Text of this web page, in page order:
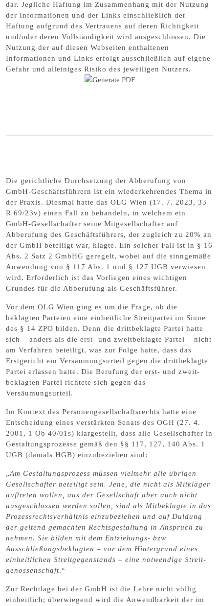
dar. Jegliche Haftung im Zusammenhang mit der Nutzung
der Informationen und der Links einschließlich der
Haftung aufgrund des Vertrauens auf deren Richtigkeit
und/oder deren Vollständigkeit wird ausgeschlossen. Die
Nutzung der auf diesen Webseiten enthaltenen
Informationen und Links erfolgt ausschließlich auf eigene
Gefahr und alleiniges Risiko des jeweiligen Nutzers.
Die gerichtliche Durchsetzung der Abberufung von
GmbH-Geschäftsführern ist ein wiederkehrendes Thema in
der Praxis. Diesmal hatte das OLG Wien (17. 7. 2023, 33
R 69/23v) einen Fall zu behandeln, in welchem ein
GmbH-Gesellschafter seine Mitgesellschafter auf
Abberufung des Geschäftsführers, der zugleich zu 20% an
der GmbH beteiligt war, klagte. Ein solcher Fall ist in § 16
Abs. 2 Satz 2 GmbHG geregelt, wobei auf die sinngemäße
Anwendung von § 117 Abs. 1 und § 127 UGB verwiesen
wird. Erforderlich ist das Vorliegen eines wichtigen
Grundes für die Abberufung als Geschäftsführer.
Vor dem OLG Wien ging es um die Frage, ob die
beklagten Parteien eine einheitliche Streitpartei im Sinne
des § 14 ZPO bilden. Denn die drittbeklagte Partei hatte
sich – anders als die erst- und zweitbeklagte Partei – nicht
am Verfahren beteiligt, was zur Folge hatte, dass das
Erstgericht ein Versäumungsurteil gegen die drittbeklagte
Partei erlassen hatte. Die Berufung der erst- und zweit­
beklagten Partei richtete sich gegen das
Versäumungsurteil.
Im Kontext des Personengesellschaftsrechts hatte eine
Entscheidung eines verstärkten Senats des OGH (27. 4.
2001, 1 Ob 40/01s) klargestellt, dass alle Gesellschafter in
Gestaltungsprozesse gemäß den §§ 117, 127, 140 Abs. 1
UGB (damals HGB) einzubeziehen sind:
„Am Gestaltungsprozess müssen vielmehr alle übrigen
Gesellschafter beteiligt sein. Jene, die nicht als Mitkläger
auftreten wollen, aus der Gesellschaft aber auch nicht
ausgeschlossen werden sollen, sind als Mitbeklagte in das
Prozessrechtsverhältnis einzubeziehen und auf Duldung
der geltend gemachten Rechtsgestaltung in Anspruch zu
nehmen. Sie bilden mit dem Entziehungs- bzw
Ausschließungsbe­klagten – vor dem Hintergrund eines
einheitlichen Streitgegenstands – eine notwendige Streit­
genossenschaft.“
Zur Rechtlage bei der GmbH ist die Lehre nicht völlig
einheitlich; überwiegend wird die Anwendbarkeit der im